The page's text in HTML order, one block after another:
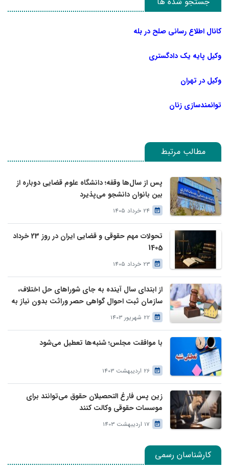
کانال اطلاع رسانی صلح در بله
وکیل پایه یک دادگستری
وکیل در تهران
توانمندسازی زنان
مطالب مرتبط
پس از سال‌ها وقفه؛ دانشگاه علوم قضایی دوباره از
بین بانوان دانشجو می‌پذیرد
24 خرداد 1405
تحولات مهم حقوقی و قضایی ایران در روز 23 خرداد
1405
23 خرداد 1405
از ابتدای سال آینده به جای شوراهای حل اختلاف،
سازمان ثبت احوال گواهی حصر وراثت بدون نیاز به
درخواست وراث صادر خواهد کرد
22 شهریور 1403
با موافقت مجلس؛ شنبه‌ها تعطیل می‌شود
26 اردیبهشت 1403
زین پس فارغ التحصیلان حقوق می‌توانند برای
موسسات حقوقی وکالت کنند
17 اردیبهشت 1403
کارشناسان رسمی